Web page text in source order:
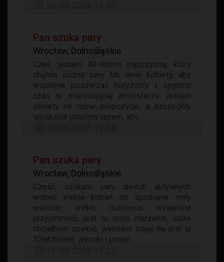
Pan szuka pary
Wrocław, Dolnośląskie
Cześ. jestem 40-letnim mężczyzną, który
chętnie pozna parę lub dwie kobiety, aby
wspólnie poszerzać horyzonty i spędzić
czas w interesującej atmosferze. jestem
otwarty na różne propozycje, a szczegóły
spotkania ustalimy razem, aby...
Pan szuka pary
Wrocław, Dolnośląskie
Cześć, szukam pary dwóch aktywnych
wobec siebie kobiet do spotkania. miły
wieczór, winko, rozmowa, wzajemna
przyjemność, jest to moje marzenie, które
chciałbym spełnić. wymiana zdjęć na priv. ja
35lat brunet, wysoki i ponoć...